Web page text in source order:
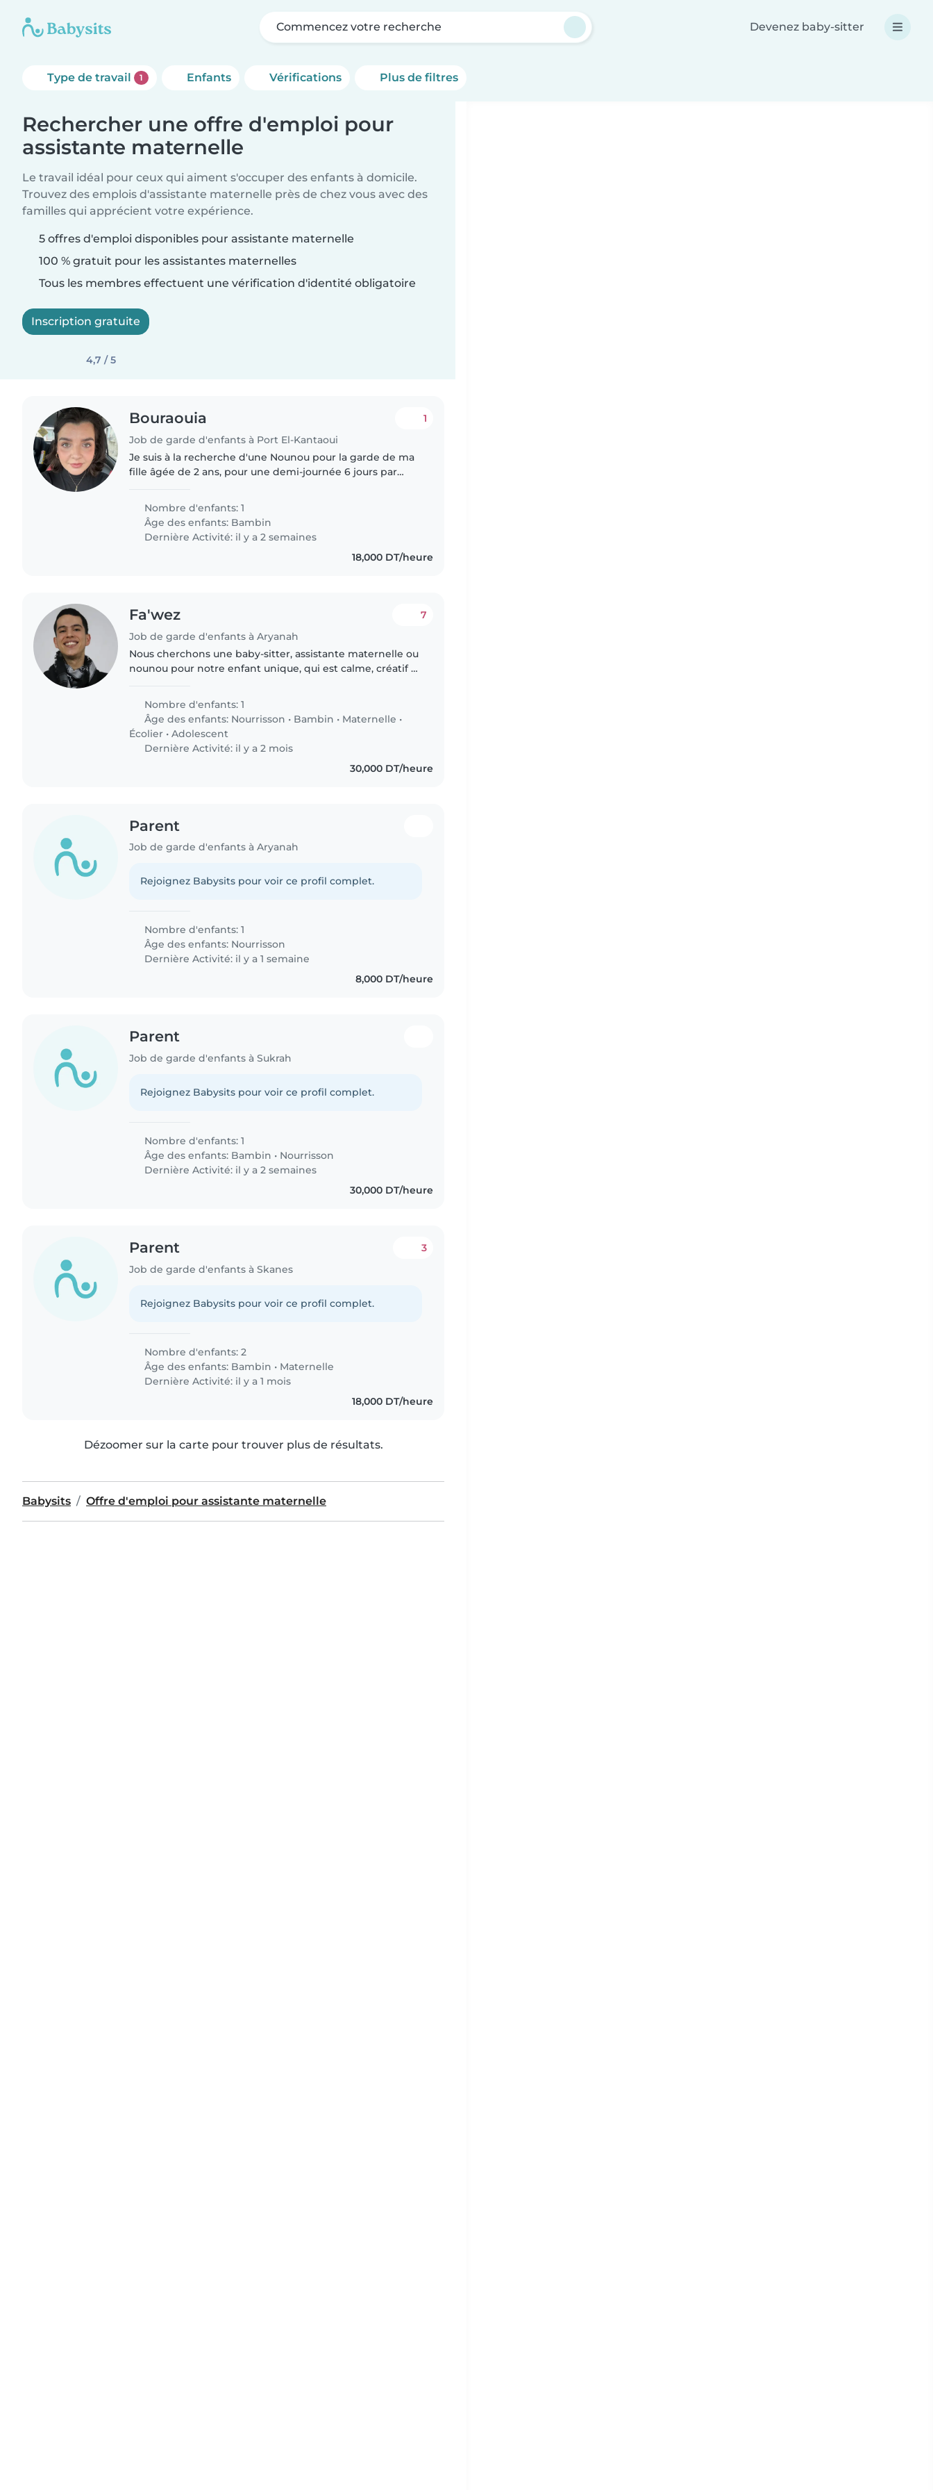
Commencez votre recherche Devenez baby-sitter
Type de travail 1 Enfants Vérifications Plus de filtres
Rechercher une offre d'emploi pour
assistante maternelle
Le travail idéal pour ceux qui aiment s'occuper des enfants à domicile.
Trouvez des emplois d'assistante maternelle près de chez vous avec des
familles qui apprécient votre expérience.
5 offres d'emploi disponibles pour assistante maternelle
100 % gratuit pour les assistantes maternelles
Tous les membres effectuent une vérification d'identité obligatoire
Inscription gratuite
4,7 / 5
Bouraouia
Job de garde d'enfants à Port El-Kantaoui
1
Je suis à la recherche d'une Nounou pour la garde de ma
fille âgée de 2 ans, pour une demi-journée 6 jours par
veux quelqu'un de..
Nombre d'enfants: 1
Âge des enfants: Bambin
Dernière Activité: il y a 2 semaines
18,000 DT/heure
Fa'wez
Job de garde d'enfants à Aryanah
7
Nous cherchons une baby-sitter, assistante maternelle ou
nounou pour notre enfant unique, qui est calme, créatif et
Nombre d'enfants: 1
Âge des enfants: Nourrisson • Bambin • Maternelle •
Écolier •Adolescent
Dernière Activité: il y a 2 mois
30,000 DT/heure
Parent
Job de garde d'enfants à Aryanah
Rejoignez Babysits pour voir ce profil complet.
Nombre d'enfants: 1
Âge des enfants: Nourrisson
Dernière Activité: il y a 1 semaine
8,000 DT/heure
Parent
Job de garde d'enfants à Sukrah
Rejoignez Babysits pour voir ce profil complet.
Nombre d'enfants: 1
Âge des enfants: Bambin • Nourrisson
Dernière Activité: il y a 2 semaines
30,000 DT/heure
Parent
Job de garde d'enfants à Skanes
3
Rejoignez Babysits pour voir ce profil complet.
Nombre d'enfants: 2
Âge des enfants: Bambin • Maternelle
Dernière Activité: il y a 1 mois
18,000 DT/heure
Dézoomer sur la carte pour trouver plus de résultats.
Babysits Offre d'emploi pour assistante maternelle